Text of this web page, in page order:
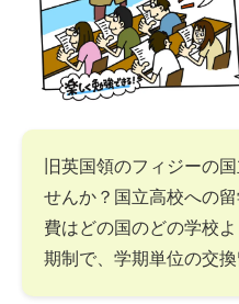
旧英国領のフィジーの
せんか？国立高校への
費はどの国のどの学校
期制で、学期単位の交